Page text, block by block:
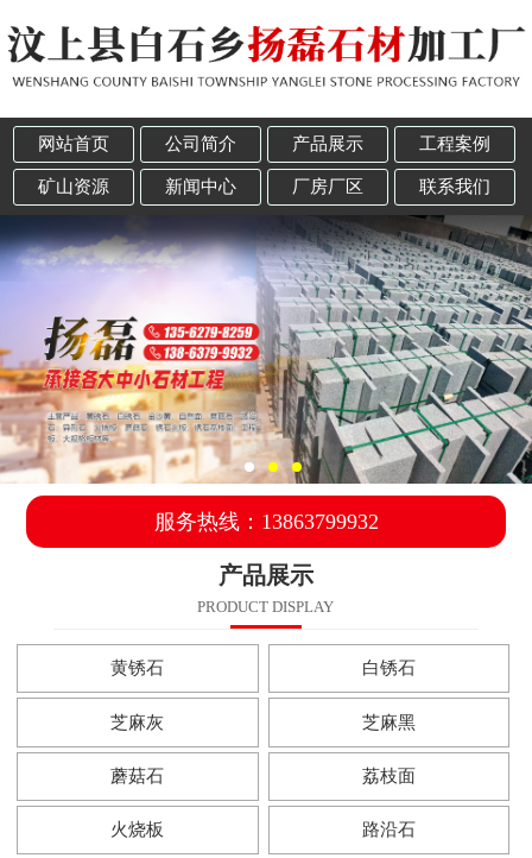
网站首页 公司简介 产品展示 工程案例
矿山资源 新闻中心 厂房厂区 联系我们
服务热线：13863799932
产品展示
PRODUCT DISPLAY
黄锈石 白锈石
芝麻灰 芝麻黑
蘑菇石 荔枝面
火烧板 路沿石